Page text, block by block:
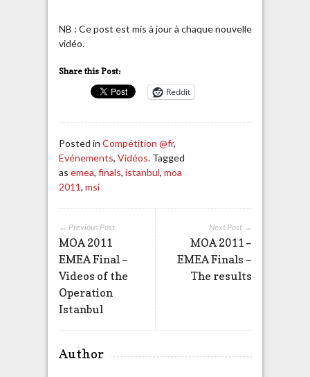
NB : Ce post est mis à jour à chaque nouvelle
vidéo.
Share this Post:
Reddit
Posted in Compétition @fr,
Evénements, Vidéos. Tagged
as emea, finals, istanbul, moa
2011, msi
Next Post →
MOA 2011 –
EMEA Finals –
The results
← Previous Post
MOA 2011
EMEA Final –
Videos of the
Operation
Istanbul
Author